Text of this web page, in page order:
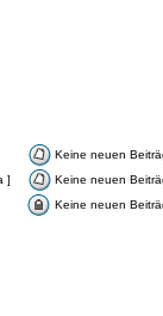
Keine neuen
]
Keine neuen
Keine neuen